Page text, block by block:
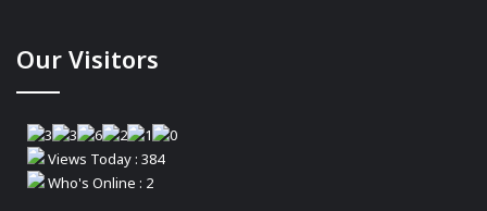
Our Visitors
Views Today : 384
Who's Online : 2